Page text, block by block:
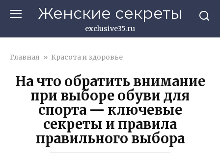
Женские секреты
exclusive35.ru
Главная » Красота и здоровье
На что обратить внимание
при выборе обуви для
спорта — ключевые
секреты и правила
правильного выбора